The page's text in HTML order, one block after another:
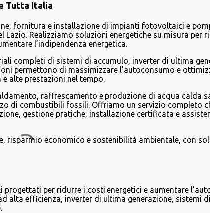
Tutta Italia
fornitura e installazione di impianti fotovoltaici e
Lazio. Realizziamo soluzioni energetiche su misura per
l’indipendenza energetica.
completi di sistemi di accumulo, inverter di ultima
permettono di massimizzare l’autoconsumo e
alte prestazioni nel tempo.
raffrescamento e produzione di acqua calda
di combustibili fossili. Offriamo un servizio completo
gestione pratiche, installazione certificata e
risparmio economico e sostenibilità ambientale, con
per ridurre i costi energetici e aumentare
alta efficienza, inverter di ultima generazione, sistemi di